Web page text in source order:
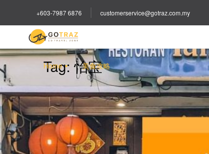
+603-7987 6876 customerservice@gotraz.com.my
Tag:怡宝
Home 美食攻略